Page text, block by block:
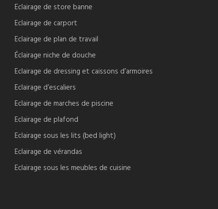
Eclairage de store banne
Eclairage de carport
Eclairage de plan de travail
Éclairage niche de douche
Eclairage de dressing et caissons d’armoires
Eclairage d’escaliers
Eclairage de marches de piscine
Eclairage de plafond
Eclairage sous les lits (bed light)
Eclairage de vérandas
Eclairage sous les meubles de cuisine